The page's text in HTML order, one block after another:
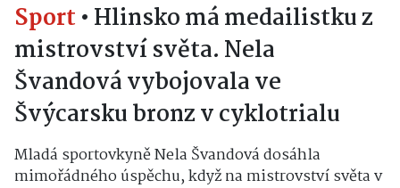
Sport • Hlinsko má medailistku z
mistrovství světa. Nela
Švandová vybojovala ve
Švýcarsku bronz v cyklotrialu
Mladá sportovkyně Nela Švandová dosáhla
mimořádného úspěchu, když na mistrovství světa v